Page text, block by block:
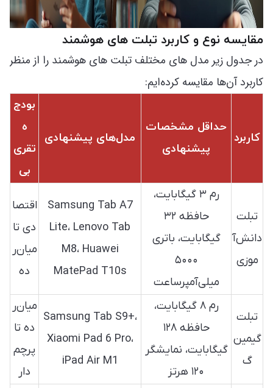
مقایسه نوع و کاربرد تبلت های هوشمند
در جدول زیر مدل های مختلف تبلت های هوشمند را از منظر
کاربرد آن‌ها مقایسه کرده‌ایم:
کاربرد
حداقل مشخصات
پیشنهادی
مدل‌های پیشنهادی
بودج
ه
تقری
بی
تبلت
دانش‌آ
موزی
رم ۳ گیگابایت،
حافظه ۳۲
گیگابایت، باتری
۵۰۰۰
میلی‌آمپرساعت
Samsung Tab A7
Lite، Lenovo Tab
M8، Huawei
MatePad T10s
اقتصا
دی تا
میان‌ر
ده
تبلت
گیمین
گ
رم ۸ گیگابایت،
حافظه ۱۲۸
گیگابایت، نمایشگر
۱۲۰ هرتز
Samsung Tab S9+،
Xiaomi Pad 6 Pro،
iPad Air M1
میان‌ر
ده تا
پرچم‌
دار